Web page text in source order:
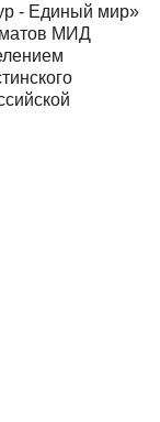
- Единый мир»
МИД